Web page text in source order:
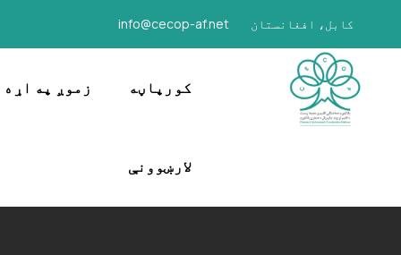
کابل، افغانستان info@cecop-af.net
کورپاڼه زموږ په اړه
لارښوونې